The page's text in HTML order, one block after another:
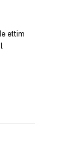
ettim